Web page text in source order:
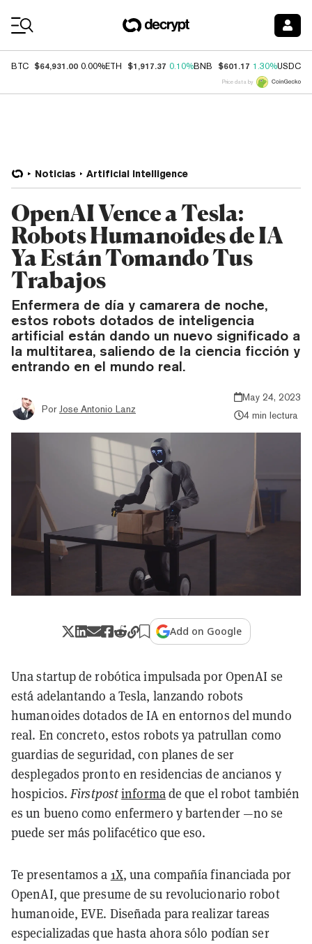
BTC $64,931.00 0.00%ETH $1,917.37 0.10%BNB $601.17 1.30%USDC
Price data by
Noticias Artificial Intelligence
OpenAI Vence a Tesla:
Robots Humanoides de IA
Ya Están Tomando Tus
Trabajos
Enfermera de día y camarera de noche,
estos robots dotados de inteligencia
artificial están dando un nuevo significado a
la multitarea, saliendo de la ciencia ficción y
entrando en el mundo real.
Por Jose Antonio Lanz
May 24, 2023
4 min lectura
Add on Google
Una startup de robótica impulsada por OpenAI se
está adelantando a Tesla, lanzando robots
humanoides dotados de IA en entornos del mundo
real. En concreto, estos robots ya patrullan como
guardias de seguridad, con planes de ser
desplegados pronto en residencias de ancianos y
hospicios.Firstpostinformade que el robot también
es un bueno como enfermero y bartender —no se
puede ser más polifacético que eso.
Te presentamos a 1X, una compañía financiada por
OpenAI, que presume de su revolucionario robot
humanoide, EVE. Diseñada para realizar tareas
especializadas que hasta ahora sólo podían ser